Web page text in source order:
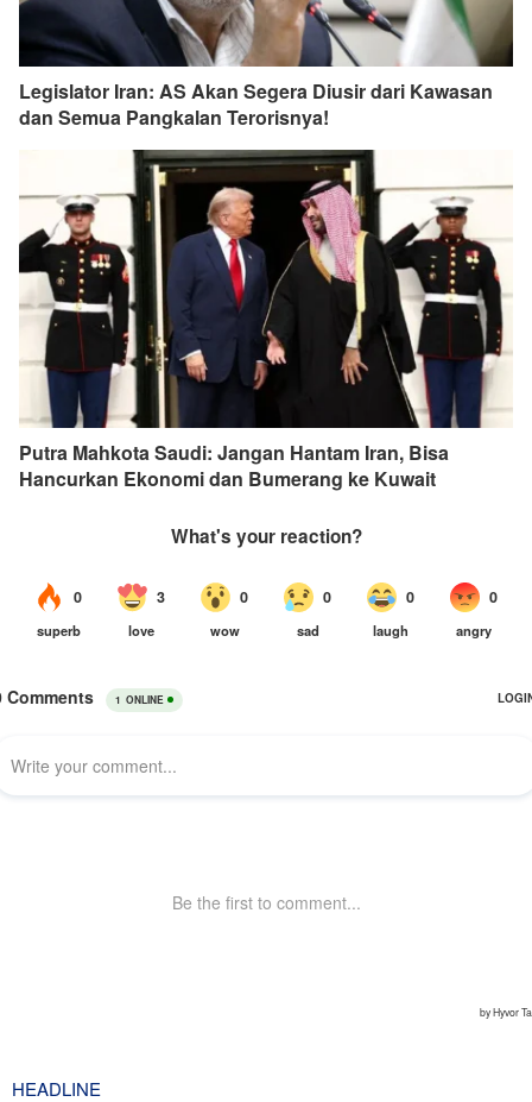
Legislator Iran: AS Akan Segera Diusir dari Kawasan
dan Semua Pangkalan Terorisnya!
Putra Mahkota Saudi: Jangan Hantam Iran, Bisa
Hancurkan Ekonomi dan Bumerang ke Kuwait
HEADLINE